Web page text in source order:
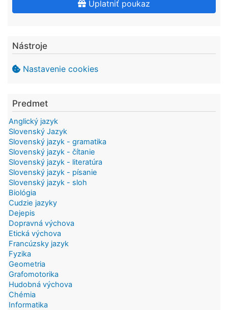
Uplatniť poukaz
Nástroje
Nastavenie cookies
Predmet
Anglický jazyk
Slovenský Jazyk
Slovenský jazyk - gramatika
Slovenský jazyk - čítanie
Slovenský jazyk - literatúra
Slovenský jazyk - písanie
Slovenský jazyk - sloh
Biológia
Cudzie jazyky
Dejepis
Dopravná výchova
Etická výchova
Francúzsky jazyk
Fyzika
Geometria
Grafomotorika
Hudobná výchova
Chémia
Informatika